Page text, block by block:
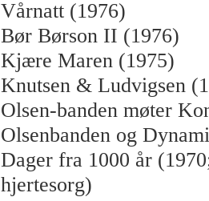
Vårnatt (1976)
Bør Børson II (1976)
Kjære Maren (1975)
Knutsen & Ludvigsen
Olsen-banden møter
Olsenbanden og
Dager fra 1000 år
hjertesorg)